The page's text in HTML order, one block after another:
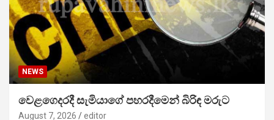
NEWS
වෙළගෙදරදී සැමියාගේ පහරදීමෙන් බිරිඳ මරුට
August 7, 2026 editor